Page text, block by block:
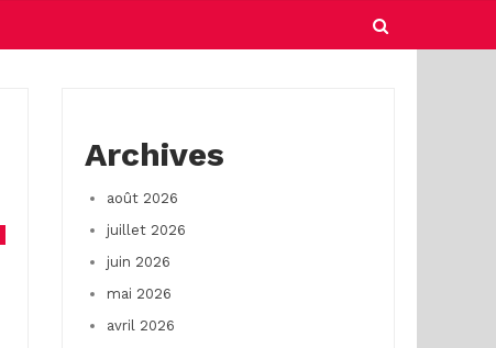
Archives
août 2026
juillet 2026
juin 2026
mai 2026
avril 2026